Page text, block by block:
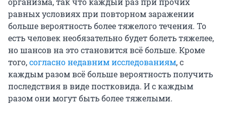
равных условиях при повторном заражении
больше вероятность более тяжелого течения. То
есть человек необязательно будет болеть тяжелее,
но шансов на это становится всё больше. Кроме
того,согласно недавним исследованиям, с
каждым разом всё больше вероятность получить
последствия в виде постковида. И с каждым
разом они могут быть более тяжелыми.